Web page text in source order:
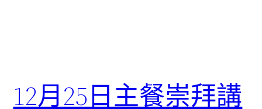
12月25日主餐崇拜講